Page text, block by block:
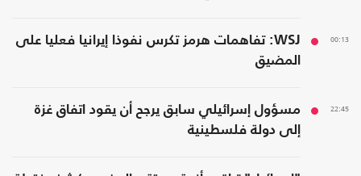
00:13
WSJ: تفاهمات هرمز تكرس نفوذا إيرانيا فعليا على
المضيق
22:45
مسؤول إسرائيلي سابق يرجح أن يقود اتفاق غزة
إلى دولة فلسطينية